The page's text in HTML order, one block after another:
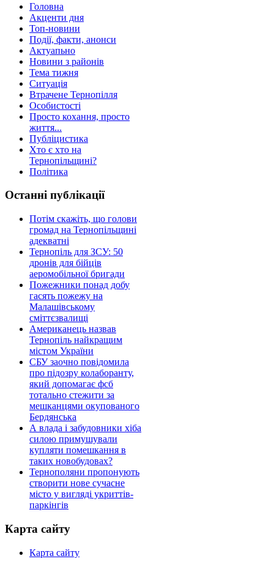
Головна
Акценти дня
Топ-новини
Події, факти, анонси
Актуапьно
Новини з районів
Тема тижня
Ситуація
Втрачене Тернопілля
Особистості
Просто кохання, просто
життя...
Публіцистика
Хто є хто на
Тернопільщині?
Політика
Останні публікації
Потім скажіть, що голови
громад на Тернопільщині
адекватні
Тернопіль для ЗСУ: 50
дронів для бійців
аеромобільної бригади
Пожежники понад добу
гасять пожежу на
Малашівському
сміттєзвалищі
Американець назвав
Тернопіль найкращим
містом України
СБУ заочно повідомила
про підозру колаборанту,
який допомагає фсб
тотально стежити за
мешканцями окупованого
Бердянська
А влада і забудовники хіба
силою примушували
купляти помешкання в
таких новобудовах?
Тернополяни пропонують
створити нове сучасне
місто у вигляді укриттів-
паркінгів
Карта сайту
Карта сайту